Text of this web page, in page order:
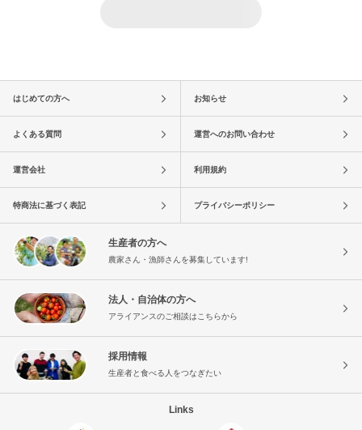
はじめての方へ お知らせ
よくある質問 運営へのお問い合わせ
運営会社 利用規約
特商法に基づく表記 プライバシーポリシー
生産者の方へ
農家さん・漁師さんを募集しています!
法人・自治体の方へ
アライアンスのご相談はこちらから
採用情報
生産者と食べる人をつなぎたい
Links